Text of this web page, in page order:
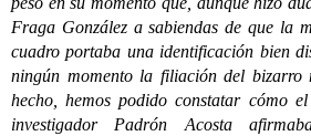
Fraga González a sabiendas de que la
cuadro portaba una identificación bien
ningún momento la filiación del
hecho, hemos podido constatar cómo
investigador Padrón Acosta